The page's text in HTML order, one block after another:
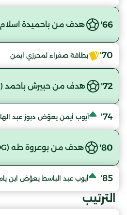
66' هدف من باحميدة
70' بطاقة صفراء لمحرزي ايمن
72' هدف من حبيرش باحمد (CSDG)
74' أيوب أيمن يعوّض دبوز عبد
80' هدف من بوعروة طه (CSDG)
85' أيوب عبد الباسط يعوّض ابن
الترتيب